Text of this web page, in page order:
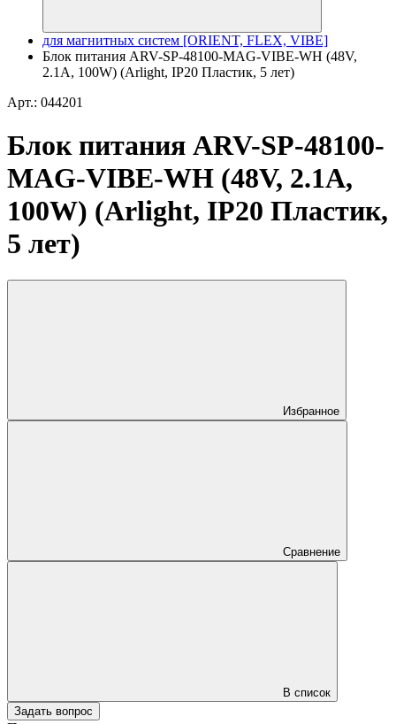
для магнитных систем [ORIENT, FLEX, VIBE]
Блок питания ARV-SP-48100-MAG-VIBE-WH (48V,
2.1A, 100W) (Arlight, IP20 Пластик, 5 лет)
Арт.: 044201
Блок питания ARV-SP-48100-
MAG-VIBE-WH (48V, 2.1A,
100W) (Arlight, IP20 Пластик,
5 лет)
Избранное
Сравнение
В список
Задать вопрос